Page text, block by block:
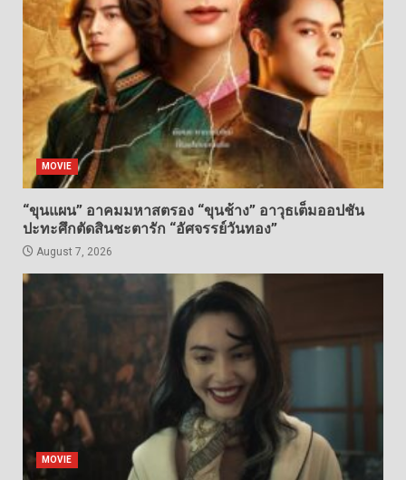
MOVIE
“ขุนแผน” อาคมมหาสตรอง “ขุนช้าง” อาวุธเต็มออปชัน
ปะทะศึกตัดสินชะตารัก “อัศจรรย์วันทอง”
August 7, 2026
MOVIE